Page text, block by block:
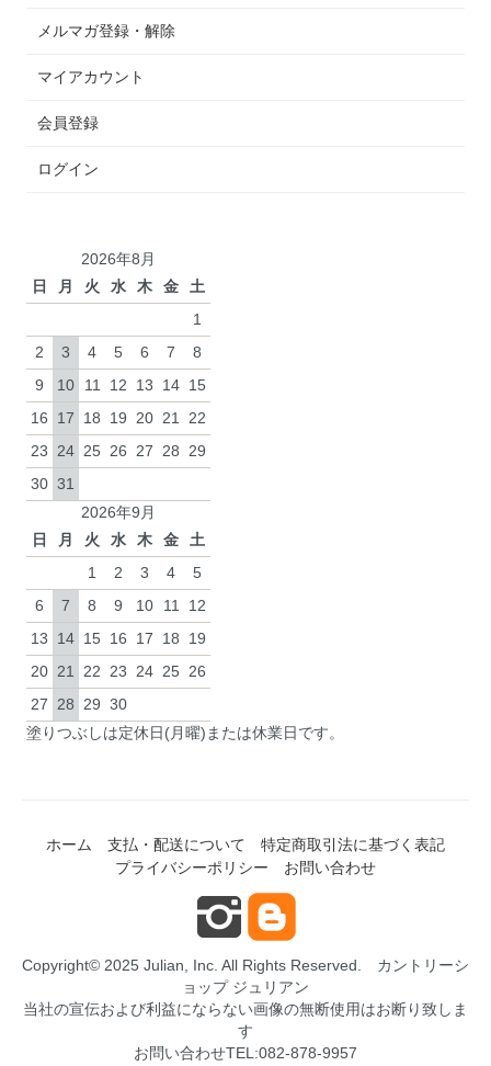
メルマガ登録・解除
マイアカウント
会員登録
ログイン
2026年8月
日
月 火 水 木 金
土
1
2
3 4 5 6 7
8
9
10 11 12 13 14 15
16
17 18 19 20 21
22
23
24 25 26 27 28
29
30 31
2026年9月
日
月 火 水 木 金
土
1
2 3 4
5
6
7 8 9 10 11
12
13
14 15 16 17 18
19
20 21 22 23 24 25 26
27
28 29 30
塗りつぶしは定休日(月曜)または休業日です。
ホーム 支払・配送について
特定商取引法に基づく表記
プライバシーポリシー
お問い合わせ
Copyright© 2025 Julian, Inc. All Rights Reserved. カントリーシ
ョップ ジュリアン
当社の宣伝および利益にならない画像の無断使用はお断り致しま
す
お問い合わせTEL:082-878-9957